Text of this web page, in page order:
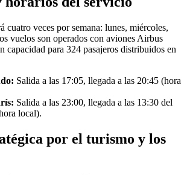
cuatro veces por semana: lunes, miércoles,
vuelos son operados con aviones Airbus
capacidad para 324 pasajeros distribuidos en
Salida a las 17:05, llegada a las 20:45 (hora
Salida a las 23:00, llegada a las 13:30 del
local).
por el turismo y los